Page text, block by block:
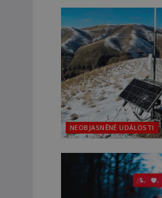
NEOBJASNĚNÉ UDÁLOSTI